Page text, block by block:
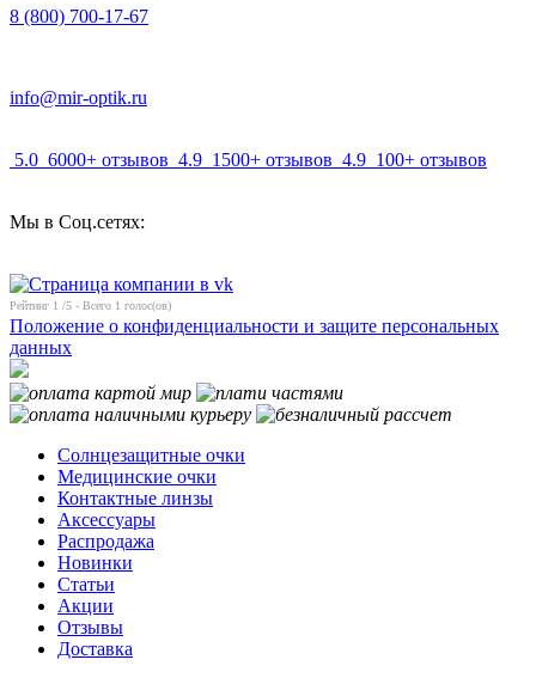
8 (800) 700-17-67
info@mir-optik.ru
5.0 6000+ отзывов 4.9 1500+ отзывов 4.9 100+ отзывов
Мы в Соц.сетях:
Рейтинг 1 /5 - Всего 1 голос(ов)
Положение о конфиденциальности и защите персональных
данных
Солнцезащитные очки
Медицинские очки
Контактные линзы
Аксессуары
Распродажа
Новинки
Статьи
Акции
Отзывы
Доставка